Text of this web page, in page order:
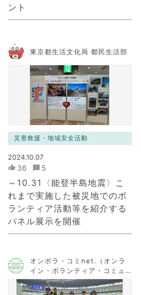
ント
東京都生活文化局 都民生活部
災害救援・地域安全活動
2024.10.07
36 5
～10.31〈能登半島地震〉こ
れまで実施した被災地でのボ
ランティア活動等を紹介する
パネル展示を開催
オンボラ・コミnet.（オンラ
イン・ボランティア・コミュ
ニケーション・ネットワー
ク）